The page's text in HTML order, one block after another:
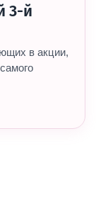
3-й
в акции,